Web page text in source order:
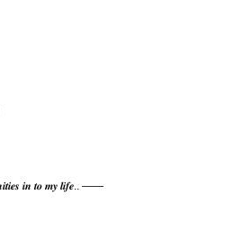
𝒊𝒏 𝒕𝒐 𝒎𝒚 𝒍𝒊𝒇𝒆.. ——